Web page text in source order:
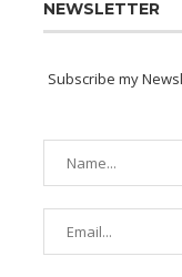
NEWSLETTER
Subscribe my